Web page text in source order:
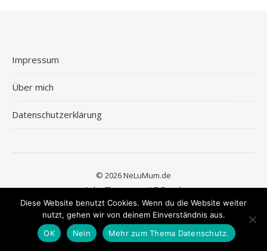
Impressum
Über mich
Datenschutzerklärung
© 2026 NeLuMum.de
Ashe Theme vonWP Royal.
Diese Website benutzt Cookies. Wenn du die Website weiter
nutzt, gehen wir von deinem Einverständnis aus.
OK
Nein Mehr zum Thema Datenschutz.